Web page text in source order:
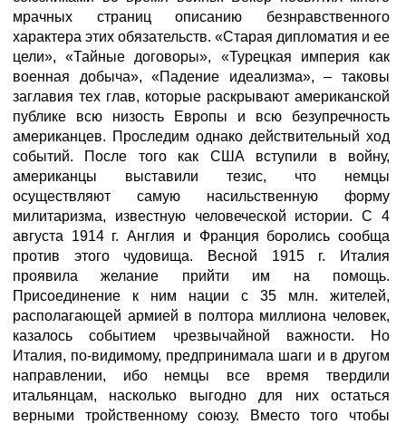
мрачных страниц описанию безнравственного
характера этих обязательств. «Старая дипломатия и ее
цели», «Тайные договоры», «Турецкая империя как
военная добыча», «Падение идеализма», – таковы
заглавия тех глав, которые раскрывают американской
публике всю низость Европы и всю безупречность
американцев. Проследим однако действительный ход
событий. После того как США вступили в войну,
американцы выставили тезис, что немцы
осуществляют самую насильственную форму
милитаризма, известную человеческой истории. С 4
августа 1914 г. Англия и Франция боролись сообща
против этого чудовища. Весной 1915 г. Италия
проявила желание прийти им на помощь.
Присоединение к ним нации с 35 млн. жителей,
располагающей армией в полтора миллиона человек,
казалось событием чрезвычайной важности. Но
Италия, по-видимому, предпринимала шаги и в другом
направлении, ибо немцы все время твердили
итальянцам, насколько выгодно для них остаться
верными тройственному союзу. Вместо того чтобы